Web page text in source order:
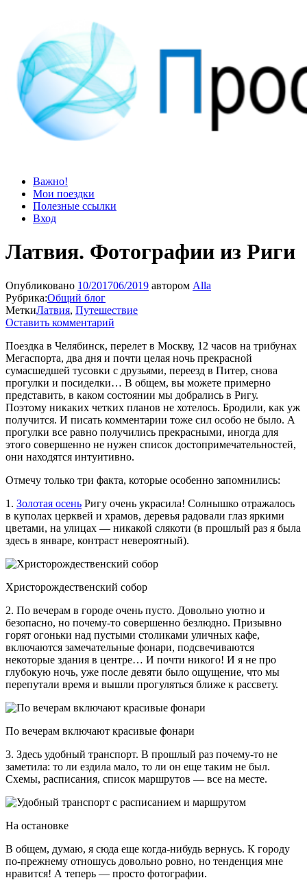
Просто блог
Мир удивительней, чем кажется
Важно!
Мои поездки
Полезные ссылки
Вход
Латвия. Фотографии из Риги
Опубликовано 10/201706/2019 автором Alla
Рубрика:Общий блог
МеткиЛатвия, Путешествие
Оставить комментарий
Поездка в Челябинск, перелет в Москву, 12 часов на трибунах
Мегаспорта, два дня и почти целая ночь прекрасной
сумасшедшей тусовки с друзьями, переезд в Питер, снова
прогулки и посиделки… В общем, вы можете примерно
представить, в каком состоянии мы добрались в Ригу.
Поэтому никаких четких планов не хотелось. Бродили, как уж
получится. И писать комментарии тоже сил особо не было. А
прогулки все равно получились прекрасными, иногда для
этого совершенно не нужен список достопримечательностей,
они находятся интуитивно.
Отмечу только три факта, которые особенно запомнились:
1. Золотая осень Ригу очень украсила! Солнышко отражалось
в куполах церквей и храмов, деревья радовали глаз яркими
цветами, на улицах — никакой слякоти (в прошлый раз я была
здесь в январе, контраст невероятный).
Христорождественский собор
2. По вечерам в городе очень пусто. Довольно уютно и
безопасно, но почему-то совершенно безлюдно. Призывно
горят огоньки над пустыми столиками уличных кафе,
включаются замечательные фонари, подсвечиваются
некоторые здания в центре… И почти никого! И я не про
глубокую ночь, уже после девяти было ощущение, что мы
перепутали время и вышли прогуляться ближе к рассвету.
По вечерам включают красивые фонари
3. Здесь удобный транспорт. В прошлый раз почему-то не
заметила: то ли ездила мало, то ли он еще таким не был.
Схемы, расписания, список маршрутов — все на месте.
На остановке
В общем, думаю, я сюда еще когда-нибудь вернусь. К городу
по-прежнему отношусь довольно ровно, но тенденция мне
нравится! А теперь — просто фотографии.